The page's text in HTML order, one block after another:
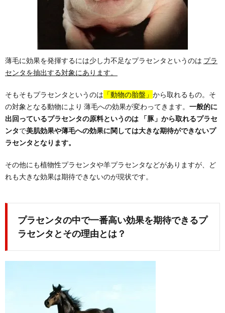
薄毛に効果を発揮するには少し力不足なプラセンタというのは プラ
センタを抽出する対象にあります。
そもそもプラセンタというのは 「動物の胎盤」 から取れるもの。そ
の対象となる動物により 薄毛への効果が変わってきます。 一般的に
出回っているプラセンタの原料というのは 「豚」から取れるプラセ
ンタで美肌効果や薄毛への効果に関しては大きな期待ができないプ
ラセンタとなります。
その他にも植物性プラセンタや羊プラセンタなどがありますが、ど
れも大きな効果は期待できないのが現状です。
プラセンタの中で一番高い効果を期待できるプ
ラセンタとその理由とは？